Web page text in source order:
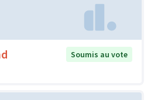
Soumis au vote